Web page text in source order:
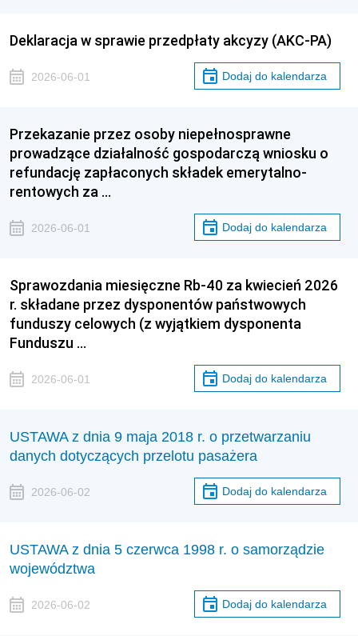
Deklaracja w sprawie przedpłaty akcyzy (AKC-PA)
2026-06-01 Dodaj do kalendarza
Przekazanie przez osoby niepełnosprawne
prowadzące działalność gospodarczą wniosku o
refundację zapłaconych składek emerytalno-
rentowych za …
2026-06-01 Dodaj do kalendarza
Sprawozdania miesięczne Rb-40 za kwiecień 2026
r. składane przez dysponentów państwowych
funduszy celowych (z wyjątkiem dysponenta
Funduszu …
2026-06-01 Dodaj do kalendarza
USTAWA z dnia 9 maja 2018 r. o przetwarzaniu
danych dotyczących przelotu pasażera
2026-06-02 Dodaj do kalendarza
USTAWA z dnia 5 czerwca 1998 r. o samorządzie
województwa
2026-06-02 Dodaj do kalendarza